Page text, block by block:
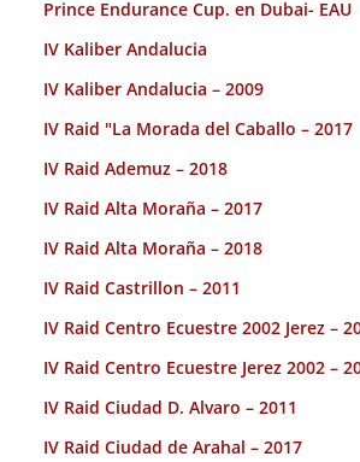
Prince Endurance Cup. en Dubai- EAU
IV Kaliber Andalucia
IV Kaliber Andalucia – 2009
IV Raid "La Morada del Caballo – 2017
IV Raid Ademuz – 2018
IV Raid Alta Moraña – 2017
IV Raid Alta Moraña – 2018
IV Raid Castrillon – 2011
IV Raid Centro Ecuestre 2002 Jerez –
IV Raid Centro Ecuestre Jerez 2002 –
IV Raid Ciudad D. Alvaro – 2011
IV Raid Ciudad de Arahal – 2017